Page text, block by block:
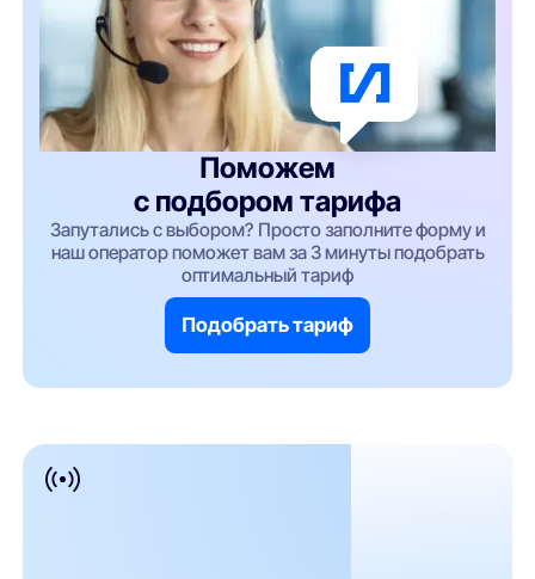
Поможем
с подбором тарифа
Запутались с выбором? Просто заполните форму и
наш оператор поможет вам за 3 минуты подобрать
оптимальный тариф
Подобрать тариф